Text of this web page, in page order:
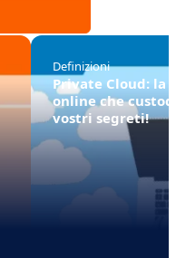
Definizioni
Private Cloud: la
online che
vostri segreti!